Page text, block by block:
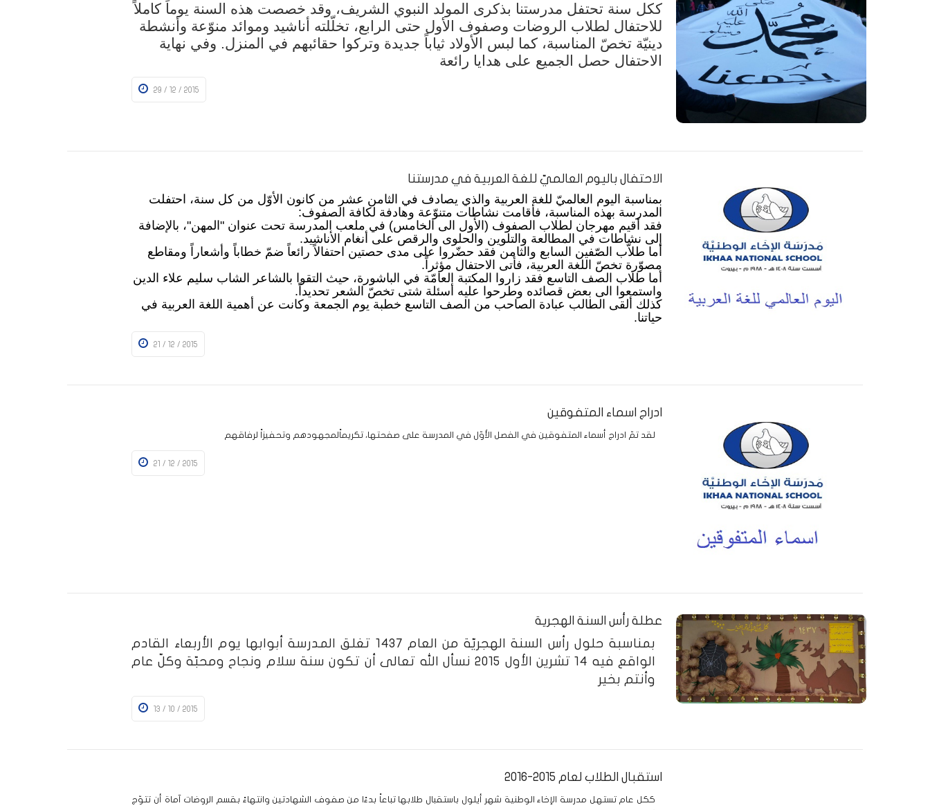
ككل سنة تحتفل مدرستنا بذكرى المولد النبوي الشريف، وقد خصصت هذه السنة يوماً كاملاً
للاحتفال لطلاب الروضات وصفوف الأول حتى الرابع، تخلّلته أناشيد وموائد منوّعة وأنشطة
دينيّة تخصّ المناسبة، كما لبس الأولاد ثياباً جديدة وتركوا حقائبهم في المنزل. وفي نهاية
الاحتفال حصل الجميع على هدايا رائعة
29 / 12 / 2015
الاحتفال باليوم العالميّ للغة العربية في مدرستنا
بمناسبة اليوم العالميّ للغة العربية والذي يصادف في الثامن عشر من كانون الأوّل من كل سنة، احتفلت
المدرسة بهذه المناسبة، فأقامت نشاطات متنوّعة وهادفة لكافة الصفوف:
فقد أقيم مهرجان لطلاب الصفوف (الأول الى الخامس) في ملعب المدرسة تحت عنوان "المهن"، بالإضافة
إلى نشاطات في المطالعة والتلوين والحلوى والرقص على أنغام الأناشيد.
أما طلاّب الصّفين السابع والثامن فقد حضّروا على مدى حصتين احتفالاً رائعاً ضمّ خطاباً وأشعاراً ومقاطع
مصوّرة تخصّ اللغة العربية، فأتى الاحتفال مؤثراً.
أما طلاب الصف التاسع فقد زاروا المكتبة العامّة في الباشورة، حيث التقوا بالشاعر الشاب سليم علاء الدين
واستمعوا الى بعض قصائده وطرحوا عليه أسئلة شتى تخصّ الشعر تحديداً.
كذلك ألقى الطالب عبادة الصاحب من الصف التاسع خطبة يوم الجمعة وكانت عن أهمية اللغة العربية في
حياتنا.
21 / 12 / 2015
ادراج اسماء المتفوقين
لقد تمّ ادراج أسماء المتفوقين في الفصل الأوّل في المدرسة على صفحتها، تكريماًلمجهودهم وتحفيزاً لرفاقهم
21 / 12 / 2015
عطلة رأس السنة الهجرية
بمناسبة حلول رأس السنة الهجريّة من العام 1437 تغلق المدرسة أبوابها يوم الأربعاء القادم
الواقع فيه 14 تشرين الأول 2015 نسأل الله تعالى أن تكون سنة سلام ونجاح ومحبّة وكلّ عام
وأنتم بخير
13 / 10 / 2015
استقبال الطلاب لعام 2015-2016
ككل عام تستهل مدرسة الإخاء الوطنية شهر أيلول باستقبال طلابها تباعاً بدءًا من صفوف الشهادتين وانتهاءً بقسم الروضات آماة أن تتوّج